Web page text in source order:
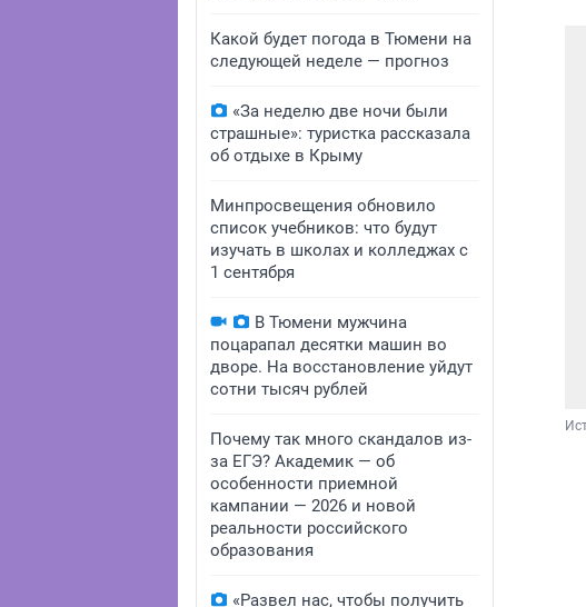
Какой будет погода в Тюмени на
следующей неделе — прогноз
«За неделю две ночи были
страшные»: туристка рассказала
об отдыхе в Крыму
Минпросвещения обновило
список учебников: что будут
изучать в школах и колледжах с
1 сентября
В Тюмени мужчина
поцарапал десятки машин во
дворе. На восстановление уйдут
сотни тысяч рублей
Почему так много скандалов из-
за ЕГЭ? Академик — об
особенности приемной
кампании — 2026 и новой
реальности российского
образования
«Развел нас, чтобы получить